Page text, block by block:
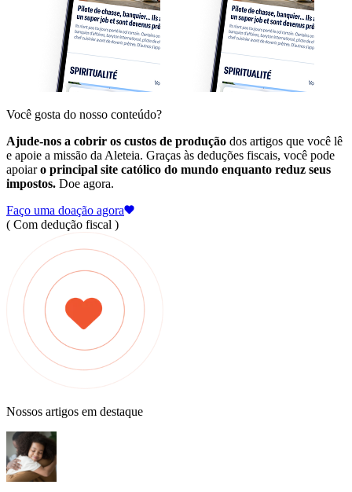
Você gosta do nosso conteúdo?
Ajude-nos a cobrir os custos de produção dos artigos que você lê
e apoie a missão da Aleteia. Graças às deduções fiscais, você pode
apoiaro principal site católico do mundo enquanto reduz seus
impostos. Doe agora.
Faço uma doação agora
( Com dedução fiscal )
Nossos artigos em destaque